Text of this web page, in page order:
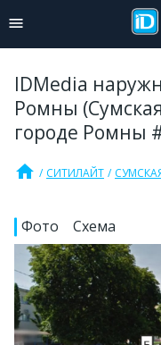
IDMedia
Ромны
городе Ромны
home СИТИЛАЙТ
Фото Схема